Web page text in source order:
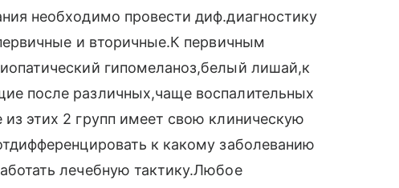
необходимо провести диф.диагностику
и вторичные.К первичным
гипомеланоз,белый лишай,к
после различных,чаще воспалительных
этих 2 групп имеет свою клиническую
к какому заболеванию
лечебную тактику.Любое